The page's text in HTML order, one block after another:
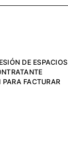
DE ESPACIOS
FACTURAR